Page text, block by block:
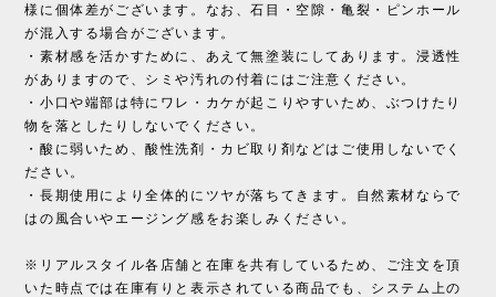
様に個体差がございます。なお、石目・空隙・亀裂・ピンホール
が混入する場合がございます。
・素材感を活かすために、あえて無塗装にしてあります。浸透性
がありますので、シミや汚れの付着にはご注意ください。
・小口や端部は特にワレ・カケが起こりやすいため、ぶつけたり
物を落としたりしないでください。
・酸に弱いため、酸性洗剤・カビ取り剤などはご使用しないでく
ださい。
・長期使用により全体的にツヤが落ちてきます。自然素材ならで
はの風合いやエージング感をお楽しみください。
※リアルスタイル各店舗と在庫を共有しているため、ご注文を頂
いた時点では在庫有りと表示されている商品でも、システム上の